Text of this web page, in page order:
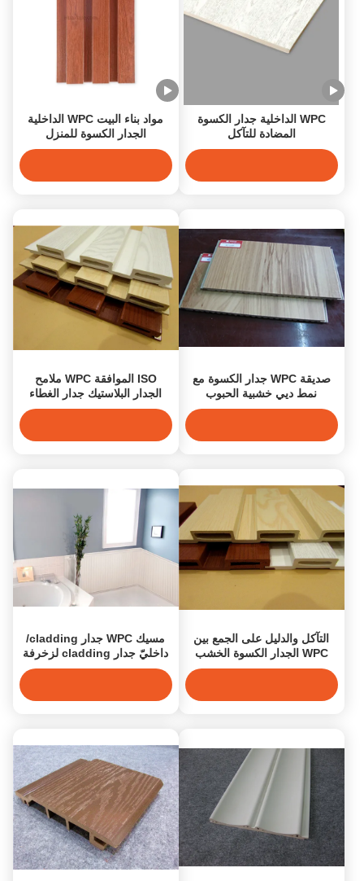
WPC الداخلية جدار الكسوة
المضادة للتآكل
1220mmx2600mmx9mm
مواد بناء البيت WPC الداخلية
الجدار الكسوة للمنزل
صديقة WPC جدار الكسوة مع
نمط ديي خشبية الحبوب
ISO الموافقة WPC ملامح
الجدار البلاستيك جدار الغطاء
PVC مجالس تغطية
التآكل والدليل على الجمع بين
WPC الجدار الكسوة الخشب
البلاستيك المركبة
مسيك WPC جدار cladding/
داخليّ جدار cladding لزخرفة